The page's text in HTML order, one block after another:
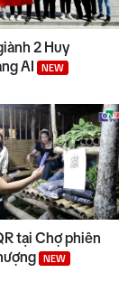
2 Huy
AI
NEW
tại Chợ phiên
NEW